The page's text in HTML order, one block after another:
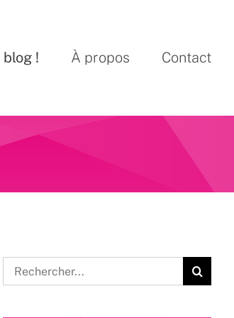
blog ! À propos Contact
Rechercher: